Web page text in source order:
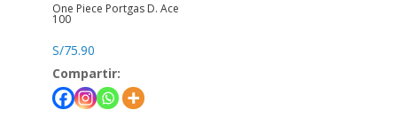
One Piece Portgas D. Ace
100
S/75.90
Compartir: